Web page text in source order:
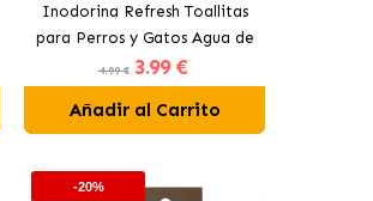
Inodorina Refresh Toallitas
para Perros y Gatos Agua de
Rosas
4.99 € 3.99 €
Añadir al Carrito
-20%